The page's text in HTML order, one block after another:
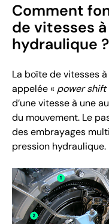
Comment
de vitesses
hydraulique ?
La boîte de vitesses
appelée « power shift
d’une vitesse à une
du mouvement. Le
des embrayages
pression hydraulique.